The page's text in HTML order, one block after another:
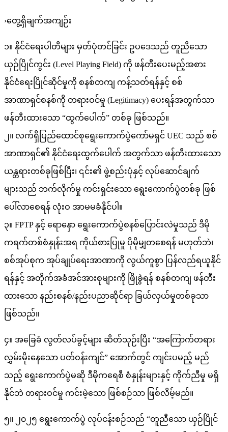
›တွေ့ရှိချက်အကျဉ်း
၁။ နိုင်ငံရေးပါတီများ မှတ်ပုံတင်ခြင်း ဥပဒေသည် တူညီသော
ယှဉ်ပြိုင်ကွင်း (Level Playing Field) ကို ဖန်တီးပေးမည့်အစား
နိုင်ငံရေးပြိုင်ဆိုင်မှုကို စနစ်တကျ ကန့်သတ်ရန်နှင့် စစ်
အာဏာရှင်စနစ်ကို တရားဝင်မှု (Legitimacy) ပေးရန်အတွက်သာ
ဖန်တီးထားသော “ထွက်ပေါက်” တစ်ခု ဖြစ်သည်။
၂။ လက်ရှိပြည်ထောင်စုရွေးကောက်ပွဲကော်မရှင် UEC သည် စစ်
အာဏာရှင်၏ နိုင်ငံရေးထွက်ပေါက် အတွက်သာ ဖန်တီးထားသော
ယန္တရားတစ်ခုဖြစ်ပြီး၊ ၎င်း၏ ဖွဲ့စည်းပုံနှင့် လုပ်ဆောင်ချက်
များသည် ဘက်လိုက်မှု ကင်းရှင်းသော ရွေးကောက်ပွဲတစ်ခု ဖြစ်
ပေါ်လာစေရန် လုံးဝ အာမမခံနိုင်ပါ။
၃။ FPTP နှင့် ရောနှော ရွေးကောက်ပွဲစနစ်ပြောင်းလဲမှုသည် ဒီမို
ကရက်တစ်စံနှုန်းအရ ကိုယ်စားပြုမှု ပိုမိုမျှတစေရန် မဟုတ်ဘဲ၊
စစ်အုပ်စုက အုပ်ချုပ်ရေးအာဏာကို လွယ်ကူစွာ ပြန်လည်ရယူနိုင်
ရန်နှင့် အတိုက်အခံအင်အားစုများကို ဖြိုခွဲရန် စနစ်တကျ ဖန်တီး
ထားသော နည်းစနစ်/နည်းပညာဆိုင်ရာ ခြယ်လှယ်မှုတစ်ခုသာ
ဖြစ်သည်။
၄။ အခြေခံ လွတ်လပ်ခွင့်များ ဆိတ်သုဉ်းပြီး “အကြောက်တရား
လွှမ်းမိုးနေသော ပတ်ဝန်းကျင်” အောက်တွင် ကျင်းပမည့် မည်
သည့် ရွေးကောက်ပွဲမဆို ဒီမိုကရေစီ စံနှုန်းများနှင့် ကိုက်ညီမှု မရှိ
နိုင်ဘဲ တရားဝင်မှု ကင်းမဲ့သော ဖြစ်စဉ်သာ ဖြစ်လိမ့်မည်။
၅။ ၂၀၂၅ ရွေးကောက်ပွဲ လုပ်ငန်းစဉ်သည် “တူညီသော ယှဉ်ပြိုင်